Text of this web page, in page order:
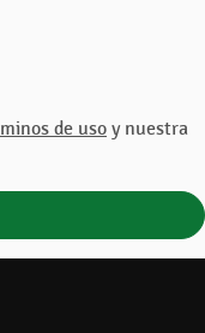
de uso y nuestra